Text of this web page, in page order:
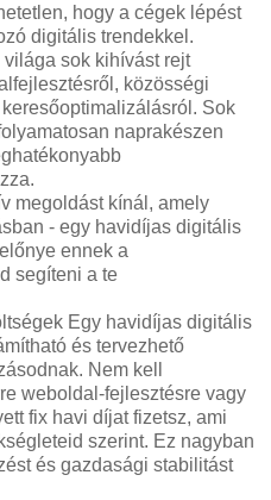
hogy a cégek lépést
digitális trendekkel.
sok kihívást rejt
közösségi
Sok
naprakészen
megoldást kínál, amely
- egy havidíjas digitális
ennek a
segíteni a te
Egy havidíjas digitális
és tervezhető
Nem kell
weboldal-fejlesztésre vagy
fix havi díjat fizetsz, ami
szerint. Ez nagyban
és gazdasági stabilitást